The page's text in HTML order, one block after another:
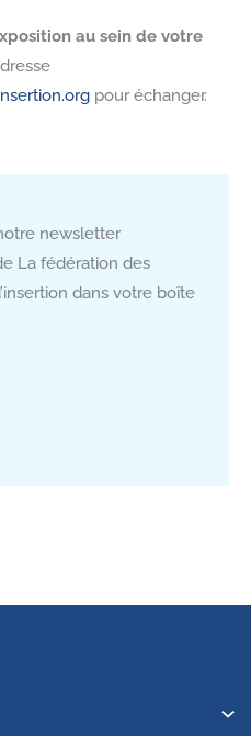
au sein de votre
pour échanger.
newsletter
La fédération des
dans votre boîte